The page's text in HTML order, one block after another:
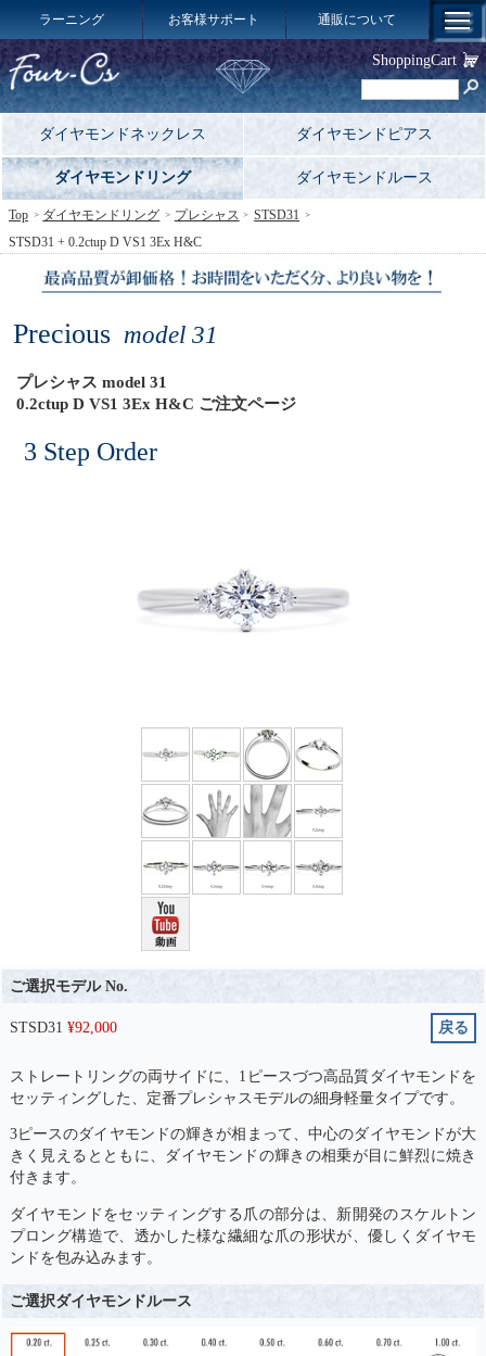
ラーニング お客様サポート 通販について
ダイヤモンドネックレス ダイヤモンドピアス
ダイヤモンドリング ダイヤモンドルース
Precious model 31
プレシャス model 31
0.2ctup D VS1 3Ex H&C ご注文ページ
3 Step Order
ご選択モデル No.
STSD31 ¥92,000 戻る
ストレートリングの両サイドに、1ピースづつ高品質ダイヤモンドを
セッティングした、定番プレシャスモデルの細身軽量タイプです。
3ピースのダイヤモンドの輝きが相まって、中心のダイヤモンドが大
きく見えるとともに、ダイヤモンドの輝きの相乗が目に鮮烈に焼き
付きます。
ダイヤモンドをセッティングする爪の部分は、新開発のスケルトン
プロング構造で、透かした様な繊細な爪の形状が、優しくダイヤモ
ンドを包み込みます。
ご選択ダイヤモンドルース
Top ダイヤモンドリング プレシャス
STSD31
STSD31 + 0.2ctup D VS1 3Ex H&C
ShoppingCart